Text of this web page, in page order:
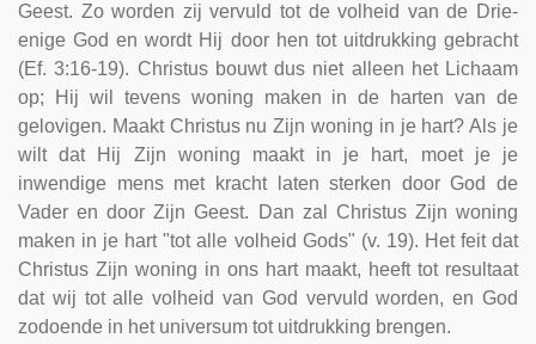
Geest. Zo worden zij vervuld tot de volheid van de Drie-
enige God en wordt Hij door hen tot uitdrukking gebracht
(Ef. 3:16-19). Christus bouwt dus niet alleen het Lichaam
op; Hij wil tevens woning maken in de harten van de
gelovigen. Maakt Christus nu Zijn woning in je hart? Als je
wilt dat Hij Zijn woning maakt in je hart, moet je je
inwendige mens met kracht laten sterken door God de
Vader en door Zijn Geest. Dan zal Christus Zijn woning
maken in je hart "tot alle volheid Gods" (v. 19). Het feit dat
Christus Zijn woning in ons hart maakt, heeft tot resultaat
dat wij tot alle volheid van God vervuld worden, en God
zodoende in het universum tot uitdrukking brengen.